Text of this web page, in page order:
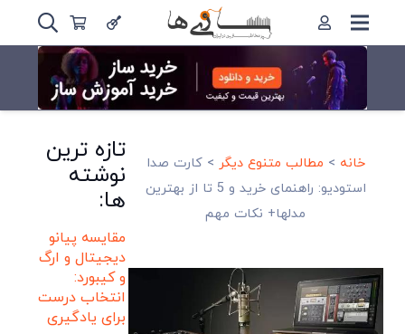
خانه > مطالب متنوع دیگر >کارت صدا
استودیو: راهنمای خرید و 5 تا از بهترین
مدلها+ نکات مهم
تازه ترین
نوشته
ها:
مقایسه پیانو
دیجیتال و ارگ
و کیبورد:
انتخاب درست
برای یادگیری